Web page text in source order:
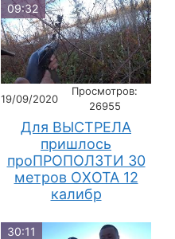
09:32
19/09/2020
Просмотров:
26955
Для ВЫСТРЕЛА
пришлось
проПРОПОЛЗТИ 30
метров ОХОТА 12
калибр
30:11